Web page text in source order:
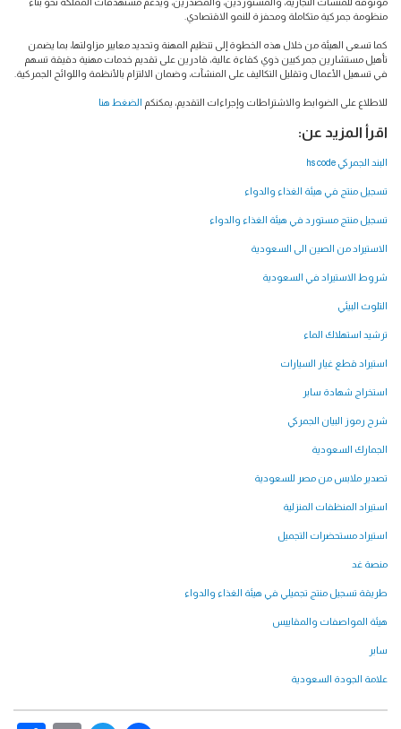
منظومة جمركية متكاملة ومحفزة للنمو الاقتصادي.
كما تسعى الهيئة من خلال هذه الخطوة إلى تنظيم المهنة وتحديد معايير مزاولتها، بما يضمن
تأهيل مستشارين جمركيين ذوي كفاءة عالية، قادرين على تقديم خدمات مهنية دقيقة تسهم
في تسهيل الأعمال وتقليل التكاليف على المنشآت، وضمان الالتزام بالأنظمة واللوائح الجمركية.
للاطلاع على الضوابط والاشتراطات وإجراءات التقديم، يمكنكمالضغط هنا
اقرأ المزيد عن:
البند الجمركي hs code
تسجيل منتج في هيئة الغذاء والدواء
تسجيل منتج مستورد في هيئة الغذاء والدواء
الاستيراد من الصين الى السعودية
شروط الاستيراد في السعودية
التلوث البيئي
ترشيد استهلاك الماء
استيراد قطع غيار السيارات
استخراج شهادة سابر
شرح رموز البيان الجمركي
الجمارك السعودية
تصدير ملابس من مصر للسعودية
استيراد المنظفات المنزلية
استيراد مستحضرات التجميل
منصة غد
طريقة تسجيل منتج تجميلي في هيئة الغذاء والدواء
هيئة المواصفات والمقاييس
سابر
علامة الجودة السعودية